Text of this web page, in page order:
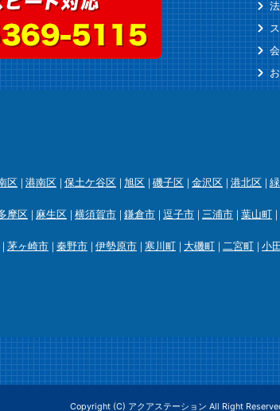
区 港南区 保土ケ谷区 旭区 磯子区 金沢区 港北区
摩区 麻生区 横須賀市 鎌倉市 逗子市 三浦市 葉山町
茅ヶ崎市 秦野市 伊勢原市 寒川町 大磯町 二宮町 小
Copyright (C) アクアステーション All Right